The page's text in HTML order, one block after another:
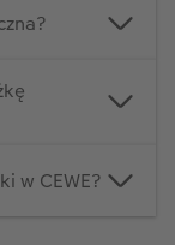
w CEWE?